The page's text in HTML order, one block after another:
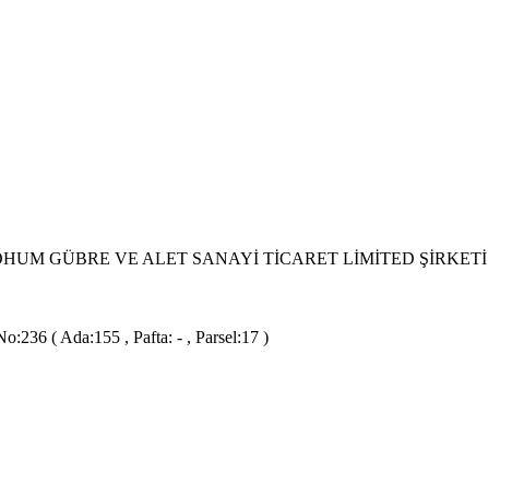
GÜBRE VE ALET SANAYİ TİCARET LİMİTED ŞİRKETİ
( Ada:155 , Pafta: - , Parsel:17 )